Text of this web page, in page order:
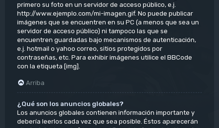
primero su foto en un servidor de acceso público, e.j.
http://www.ejemplo.com/mi-imagen.gif. No puede publicar
imágenes que se encuentren en su PC (a menos que sea un
servidor de acceso público) ni tampoco las que se
encuentren guardadas bajo mecanismos de autenticación,
e.j. hotmail o yahoo correo, sitios protegidos por
contraseñas, etc. Para exhibir imágenes utilice el BBCode
con la etiqueta [img].
Arriba
¿Qué son los anuncios globales?
Los anuncios globales contienen información importante y
debería leerlos cada vez que sea posible. Éstos aparecerán